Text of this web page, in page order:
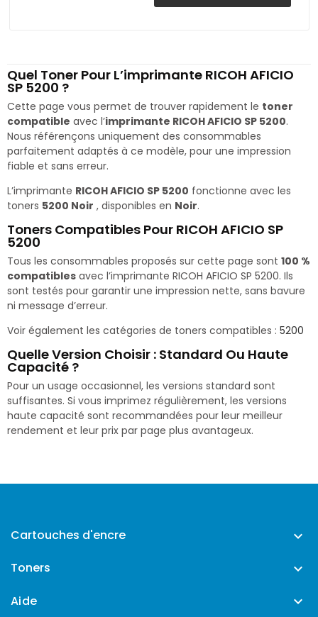
Quel Toner Pour L’imprimante RICOH AFICIO
SP 5200 ?
Cette page vous permet de trouver rapidement le toner
compatible avec l’imprimante RICOH AFICIO SP 5200.
Nous référençons uniquement des consommables
parfaitement adaptés à ce modèle, pour une impression
fiable et sans erreur.
L’imprimante RICOH AFICIO SP 5200 fonctionne avec les
toners 5200 Noir , disponibles en Noir.
Toners Compatibles Pour RICOH AFICIO SP
5200
Tous les consommables proposés sur cette page sont 100 %
compatibles avec l’imprimante RICOH AFICIO SP 5200. Ils
sont testés pour garantir une impression nette, sans bavure
ni message d’erreur.
Voir également les catégories de toners compatibles : 5200
Quelle Version Choisir : Standard Ou Haute
Capacité ?
Pour un usage occasionnel, les versions standard sont
suffisantes. Si vous imprimez régulièrement, les versions
haute capacité sont recommandées pour leur meilleur
rendement et leur prix par page plus avantageux.
Cartouches d'encre 
Toners 
Aide 